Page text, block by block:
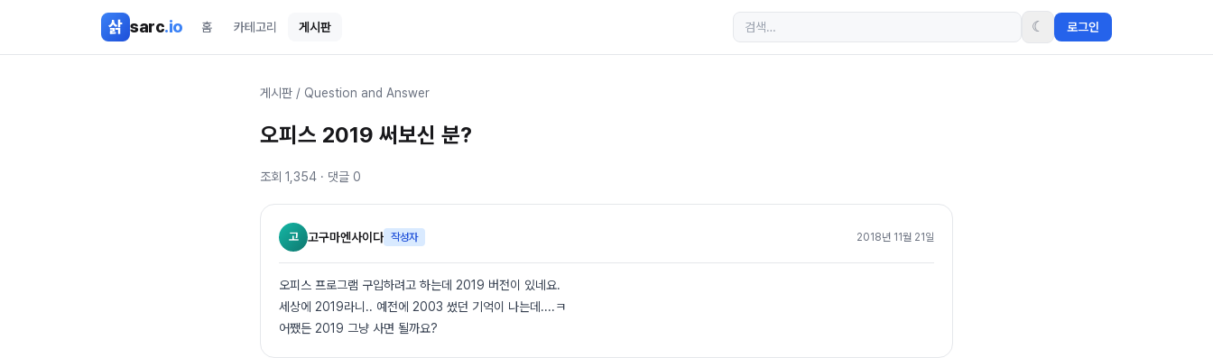
삵 sarc.io 홈 카테고리 게시판 ☾ 로그인
게시판 / Question and Answer
오피스 2019 써보신 분?
조회 1,354 · 댓글 0
고 고구마엔사이다 작성자 2018년 11월 21일
오피스 프로그램 구입하려고 하는데 2019 버전이 있네요.
세상에 2019라니.. 예전에 2003 썼던 기억이 나는데....ㅋ
어쨌든 2019 그냥 사면 될까요?